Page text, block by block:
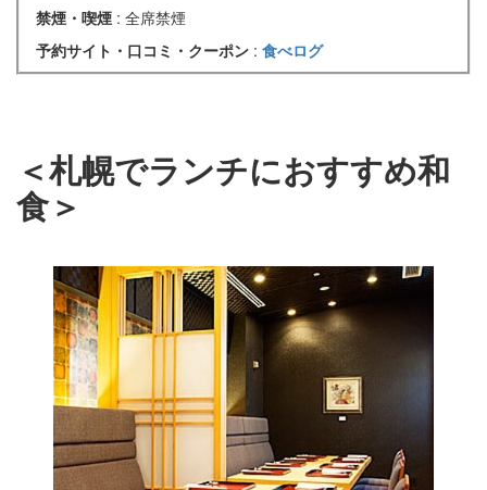
禁煙・喫煙 : 全席禁煙
予約サイト・口コミ・クーポン : 食べログ
＜札幌でランチにおすすめ和
食＞